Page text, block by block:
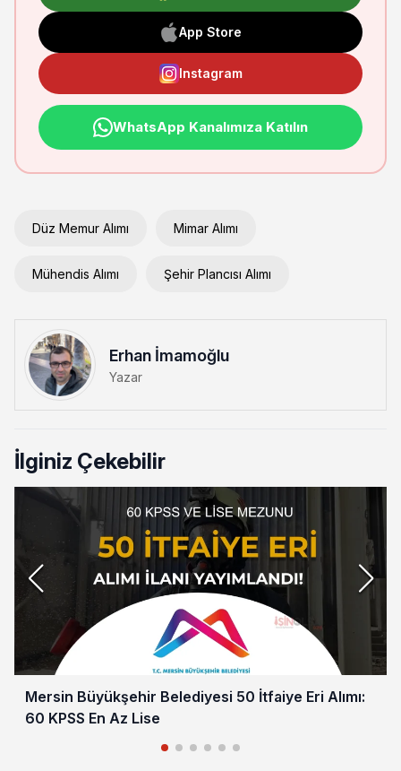
App Store
Instagram
WhatsApp Kanalımıza Katılın
Düz Memur Alımı Mimar Alımı
Mühendis Alımı Şehir Plancısı Alımı
Erhan İmamoğlu
Yazar
İlginiz Çekebilir
Mersin Büyükşehir Belediyesi 50 İtfaiye Eri Alımı:
60 KPSS En Az Lise